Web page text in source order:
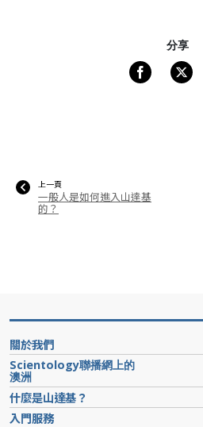
分享
上一頁
一般人是如何進入山達基
的？
關於我們
Scientology聯播網上的
澳洲
什麼是山達基？
入門服務